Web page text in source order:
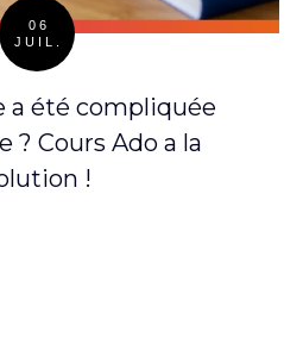
06
JUIL.
a été compliquée
? Cours Ado a la
!